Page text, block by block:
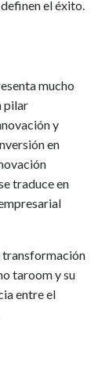
el éxito.
mucho
pilar
y
en
traduce en
transformación
taroom y su
entre el